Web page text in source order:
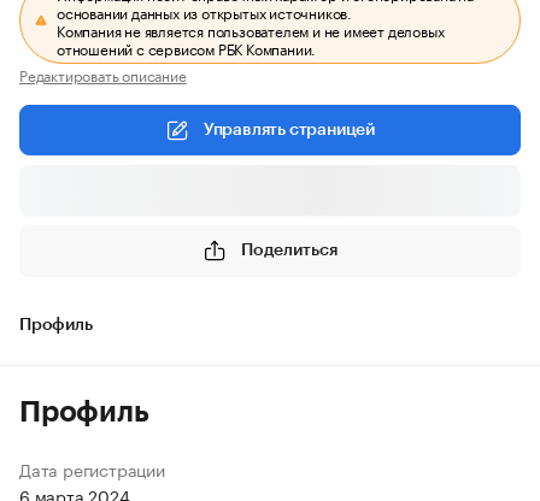
основании данных из открытых источников.
Компания не является пользователем и не имеет деловых
отношений с сервисом РБК Компании.
Редактировать описание
Управлять страницей
Поделиться
Профиль
Профиль
Дата регистрации
6 марта 2024